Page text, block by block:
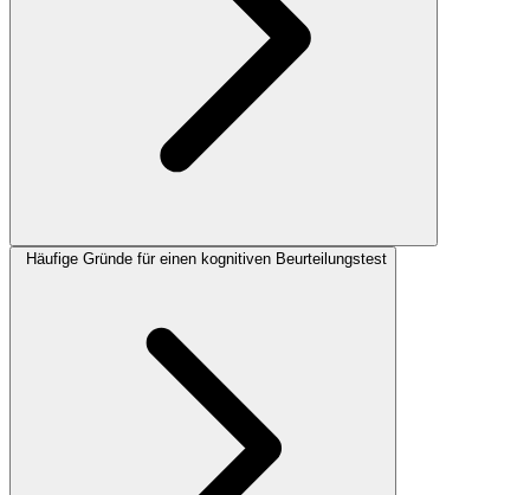
Häufige Gründe für einen kognitiven Beurteilungstest